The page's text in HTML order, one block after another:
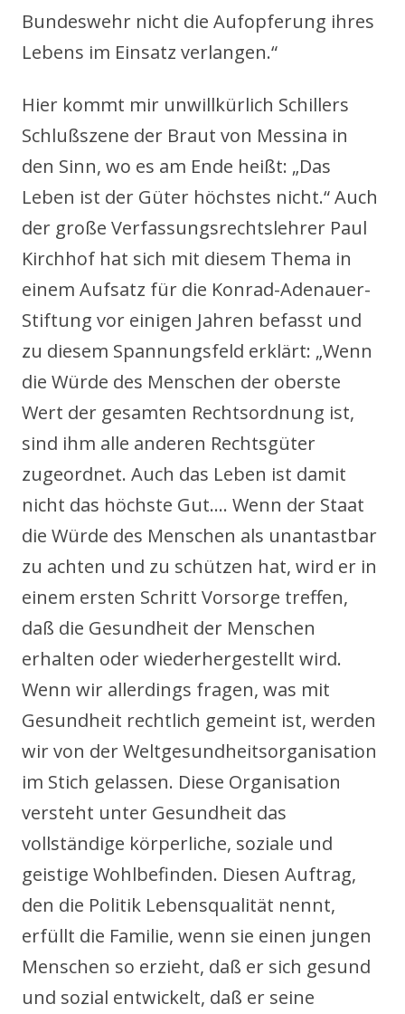
Bundeswehr nicht die Aufopferung ihres
Lebens im Einsatz verlangen.“
Hier kommt mir unwillkürlich Schillers
Schlußszene der Braut von Messina in
den Sinn, wo es am Ende heißt: „Das
Leben ist der Güter höchstes nicht.“ Auch
der große Verfassungsrechtslehrer Paul
Kirchhof hat sich mit diesem Thema in
einem Aufsatz für die Konrad-Adenauer-
Stiftung vor einigen Jahren befasst und
zu diesem Spannungsfeld erklärt: „Wenn
die Würde des Menschen der oberste
Wert der gesamten Rechtsordnung ist,
sind ihm alle anderen Rechtsgüter
zugeordnet. Auch das Leben ist damit
nicht das höchste Gut…. Wenn der Staat
die Würde des Menschen als unantastbar
zu achten und zu schützen hat, wird er in
einem ersten Schritt Vorsorge treffen,
daß die Gesundheit der Menschen
erhalten oder wiederhergestellt wird.
Wenn wir allerdings fragen, was mit
Gesundheit rechtlich gemeint ist, werden
wir von der Weltgesundheitsorganisation
im Stich gelassen. Diese Organisation
versteht unter Gesundheit das
vollständige körperliche, soziale und
geistige Wohlbefinden. Diesen Auftrag,
den die Politik Lebensqualität nennt,
erfüllt die Familie, wenn sie einen jungen
Menschen so erzieht, daß er sich gesund
und sozial entwickelt, daß er seine